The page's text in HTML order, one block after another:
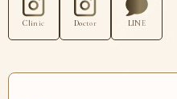
Clinic Doctor LINE